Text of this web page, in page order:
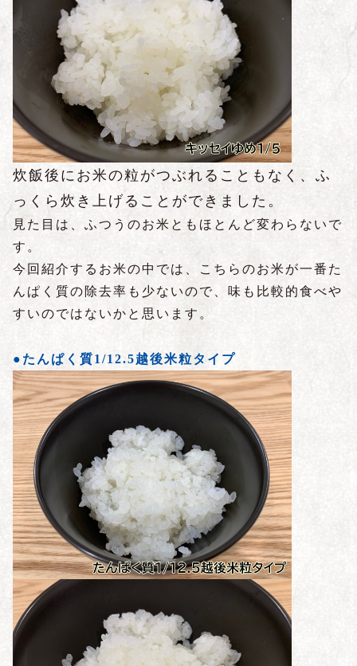
炊飯後にお米の粒がつぶれることもなく、ふ
っくら炊き上げることができました。
見た目は、ふつうのお米ともほとんど変わらないで
す。
今回紹介するお米の中では、こちらのお米が一番た
んぱく質の除去率も少ないので、味も比較的食べや
すいのではないかと思います。
●たんぱく質1/12.5越後米粒タイプ